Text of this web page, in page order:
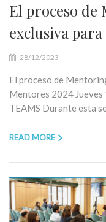
El proceso de
exclusiva
28/12/2023
El proceso de
Mentores 2024 Jueves
TEAMS Durante esta
READ MORE